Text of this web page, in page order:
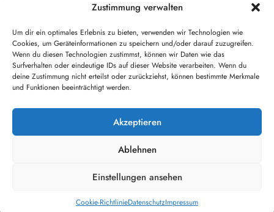
Zustimmung verwalten
Um dir ein optimales Erlebnis zu bieten, verwenden wir Technologien wie
Cookies, um Geräteinformationen zu speichern und/oder darauf zuzugreifen.
Wenn du diesen Technologien zustimmst, können wir Daten wie das
Surfverhalten oder eindeutige IDs auf dieser Website verarbeiten. Wenn du
deine Zustimmung nicht erteilst oder zurückziehst, können bestimmte Merkmale
und Funktionen beeinträchtigt werden.
Akzeptieren
Ablehnen
Einstellungen ansehen
Cookie-RichtlinieDatenschutzImpressum
aqua-global
Mietspiegel Wesel